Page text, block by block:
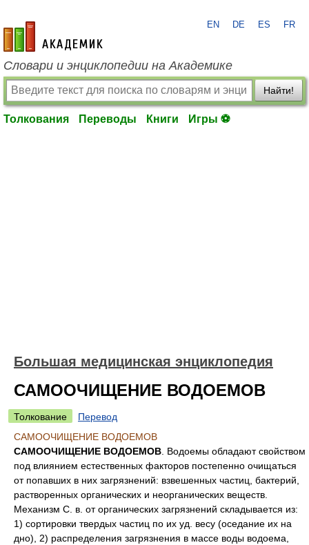
academic.ru
EN DE ES FR
Словари и энциклопедии на Академике
Найти!
Толкования Переводы Книги Игры ⚽
Большая медицинская энциклопедия
САМООЧИЩЕНИЕ ВОДОЕМОВ
Толкование
Перевод
САМООЧИЩЕНИЕ ВОДОЕМОВ
САМООЧИЩЕНИЕ ВОДОЕМОВ . Водоемы обладают свойством
под влиянием естественных факторов постепенно очищаться
от попавших в них загрязнений: взвешенных частиц, бактерий,
растворенных органических и неорганических веществ.
Механизм С. в. от органических загрязнений складывается из:
1) сортировки твердых частиц по их уд. весу (оседание их на
дно), 2) распределения загрязнения в массе воды водоема,